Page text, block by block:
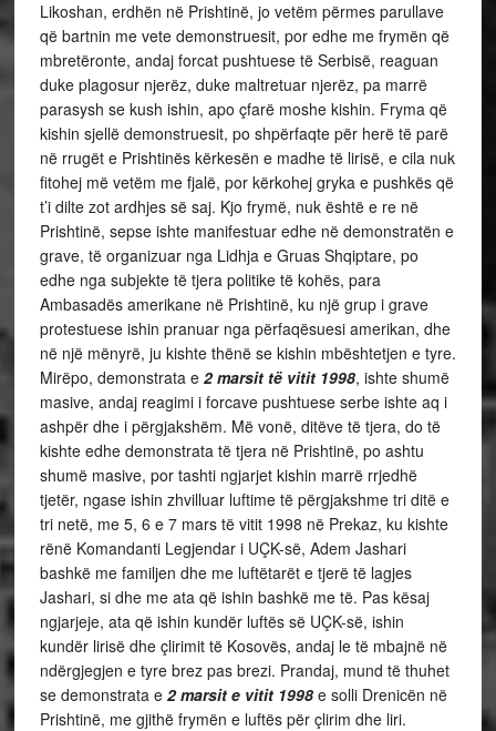
Likoshan, erdhën në Prishtinë, jo vetëm përmes parullave
që bartnin me vete demonstruesit, por edhe me frymën që
mbretëronte, andaj forcat pushtuese të Serbisë, reaguan
duke plagosur njerëz, duke maltretuar njerëz, pa marrë
parasysh se kush ishin, apo çfarë moshe kishin. Fryma që
kishin sjellë demonstruesit, po shpërfaqte për herë të parë
në rrugët e Prishtinës kërkesën e madhe të lirisë, e cila nuk
fitohej më vetëm me fjalë, por kërkohej gryka e pushkës që
t’i dilte zot ardhjes së saj. Kjo frymë, nuk është e re në
Prishtinë, sepse ishte manifestuar edhe në demonstratën e
grave, të organizuar nga Lidhja e Gruas Shqiptare, po
edhe nga subjekte të tjera politike të kohës, para
Ambasadës amerikane në Prishtinë, ku një grup i grave
protestuese ishin pranuar nga përfaqësuesi amerikan, dhe
në një mënyrë, ju kishte thënë se kishin mbështetjen e tyre.
Mirëpo, demonstrata e 2 marsit të vitit 1998, ishte shumë
masive, andaj reagimi i forcave pushtuese serbe ishte aq i
ashpër dhe i përgjakshëm. Më vonë, ditëve të tjera, do të
kishte edhe demonstrata të tjera në Prishtinë, po ashtu
shumë masive, por tashti ngjarjet kishin marrë rrjedhë
tjetër, ngase ishin zhvilluar luftime të përgjakshme tri ditë e
tri netë, me 5, 6 e 7 mars të vitit 1998 në Prekaz, ku kishte
rënë Komandanti Legjendar i UÇK-së, Adem Jashari
bashkë me familjen dhe me luftëtarët e tjerë të lagjes
Jashari, si dhe me ata që ishin bashkë me të. Pas kësaj
ngjarjeje, ata që ishin kundër luftës së UÇK-së, ishin
kundër lirisë dhe çlirimit të Kosovës, andaj le të mbajnë në
ndërgjegjen e tyre brez pas brezi. Prandaj, mund të thuhet
se demonstrata e 2 marsit e vitit 1998 e solli Drenicën në
Prishtinë, me gjithë frymën e luftës për çlirim dhe liri.